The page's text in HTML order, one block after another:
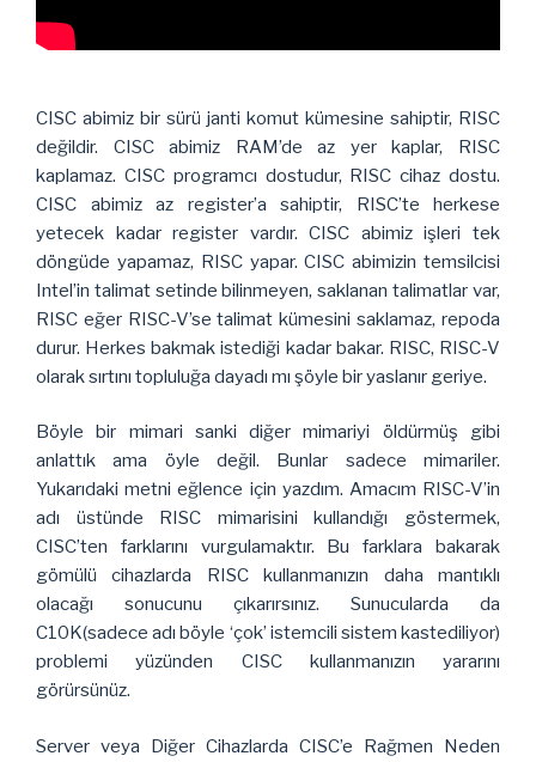
CISC abimiz bir sürü janti komut kümesine sahiptir, RISC
değildir. CISC abimiz RAM’de az yer kaplar, RISC
kaplamaz. CISC programcı dostudur, RISC cihaz dostu.
CISC abimiz az register’a sahiptir, RISC’te herkese
yetecek kadar register vardır. CISC abimiz işleri tek
döngüde yapamaz, RISC yapar. CISC abimizin temsilcisi
Intel’in talimat setinde bilinmeyen, saklanan talimatlar var,
RISC eğer RISC-V’se talimat kümesini saklamaz, repoda
durur. Herkes bakmak istediği kadar bakar. RISC, RISC-V
olarak sırtını topluluğa dayadı mı şöyle bir yaslanır geriye.
Böyle bir mimari sanki diğer mimariyi öldürmüş gibi
anlattık ama öyle değil. Bunlar sadece mimariler.
Yukarıdaki metni eğlence için yazdım. Amacım RISC-V’in
adı üstünde RISC mimarisini kullandığı göstermek,
CISC’ten farklarını vurgulamaktır. Bu farklara bakarak
gömülü cihazlarda RISC kullanmanızın daha mantıklı
olacağı sonucunu çıkarırsınız. Sunucularda da
C10K(sadece adı böyle ‘çok’ istemcili sistem kastediliyor)
problemi yüzünden CISC kullanmanızın yararını
görürsünüz.
Server veya Diğer Cihazlarda CISC’e Rağmen Neden